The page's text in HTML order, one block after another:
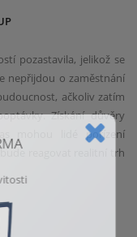
pozastavila, jelikož se
nepřijdou o zaměstnání
ačkoliv zatím
Získání důvěry
mohou lidé pořízení
reagovat realitní trh